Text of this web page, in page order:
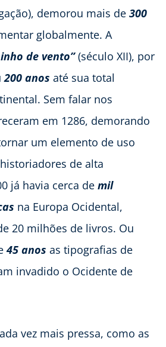
demorou mais de 300
globalmente. A
de vento”(século XII), por
200 anos até sua total
Sem falar nos
em 1286, demorando
um elemento de uso
de alta
já havia cerca de mil
na Europa Ocidental,
20 milhões de livros. Ou
45 anos as tipografias de
invadido o Ocidente de
vez mais pressa, como as